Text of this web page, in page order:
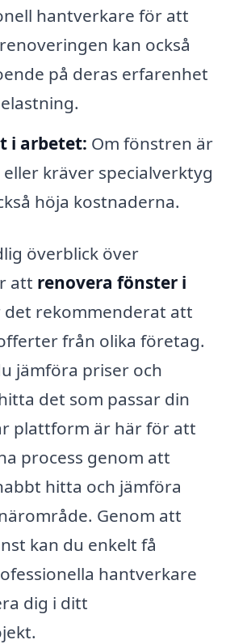
hantverkare för att
kan också
på deras erfarenhet
i arbetet: Om fönstren är
kräver specialverktyg
höja kostnaderna.
överblick över
att renovera fönster i
det rekommenderat att
från olika företag.
jämföra priser och
det som passar din
plattform är här för att
process genom att
hitta och jämföra
Genom att
kan du enkelt få
hantverkare
dig i ditt